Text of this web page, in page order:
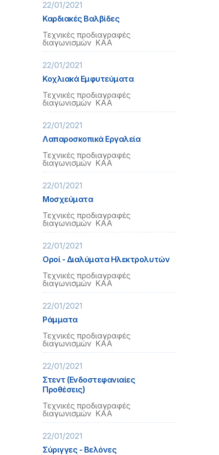
22/01/2021
Καρδιακές Βαλβίδες
Τεχνικές προδιαγραφές
διαγωνισμών ΚΑΑ
22/01/2021
Κοχλιακά Εμφυτεύματα
Τεχνικές προδιαγραφές
διαγωνισμών ΚΑΑ
22/01/2021
Λαπαροσκοπικά Εργαλεία
Τεχνικές προδιαγραφές
διαγωνισμών ΚΑΑ
22/01/2021
Μοσχεύματα
Τεχνικές προδιαγραφές
διαγωνισμών ΚΑΑ
22/01/2021
Οροί - Διαλύματα Ηλεκτρολυτών
Τεχνικές προδιαγραφές
διαγωνισμών ΚΑΑ
22/01/2021
Ράμματα
Τεχνικές προδιαγραφές
διαγωνισμών ΚΑΑ
22/01/2021
Στεντ (Ενδοστεφανιαίες
Προθέσεις)
Τεχνικές προδιαγραφές
διαγωνισμών ΚΑΑ
22/01/2021
Σύριγγες - Βελόνες